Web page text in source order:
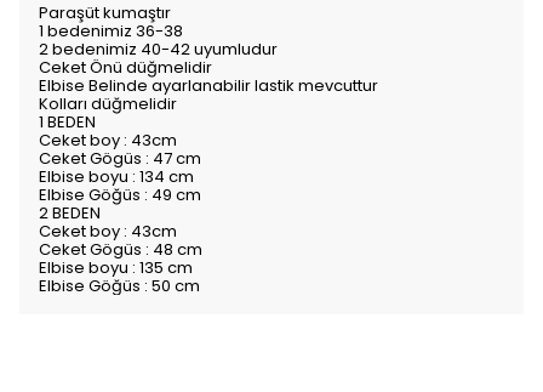
Paraşüt kumaştır
1 bedenimiz 36-38
2 bedenimiz 40-42 uyumludur
Ceket Önü düğmelidir
Elbise Belinde ayarlanabilir lastik mevcuttur
Kolları düğmelidir
1 BEDEN
Ceket boy : 43cm
Ceket Gögüs : 47 cm
Elbise boyu : 134 cm
Elbise Göğüs : 49 cm
2 BEDEN
Ceket boy : 43cm
Ceket Gögüs : 48 cm
Elbise boyu : 135 cm
Elbise Göğüs : 50 cm